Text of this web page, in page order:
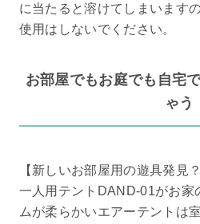
に当たると溶けてしまいます
使用はしないでください。
お部屋でもお庭でも自宅
ゃう
【新しいお部屋用の遊具発見？
一人用テントDAND-01がお家
ムが柔らかいエアーテントは